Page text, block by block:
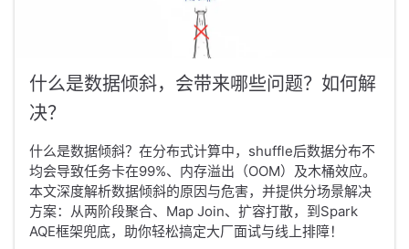
什么是数据倾斜，会带来哪些问题？如何解
决？
什么是数据倾斜？在分布式计算中，shuffle后数据分布不
均会导致任务卡在99%、内存溢出（OOM）及木桶效应。
本文深度解析数据倾斜的原因与危害，并提供分场景解决
方案：从两阶段聚合、Map Join、扩容打散，到Spark
AQE框架兜底，助你轻松搞定大厂面试与线上排障！